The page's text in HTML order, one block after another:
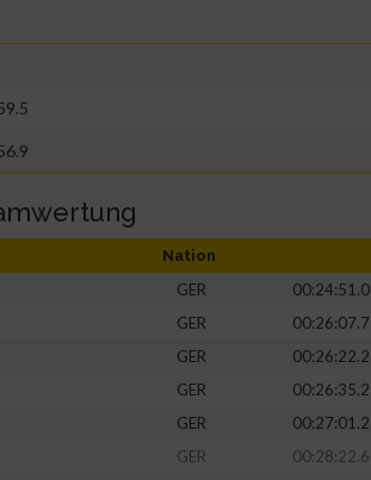
Nation
GER 00:24:51.0
GER
00:26:07.7
GER
00:26:22.2
GER
00:26:35.2
GER
00:27:01.2
GER
00:28:22.6